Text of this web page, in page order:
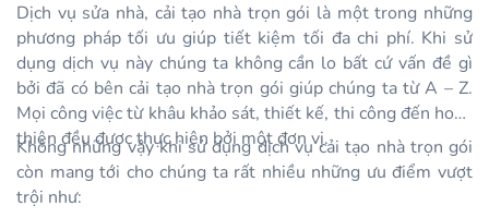
Dịch vụ sửa nhà, cải tạo nhà trọn gói là một trong những
phương pháp tối ưu giúp tiết kiệm tối đa chi phí. Khi sử
dụng dịch vụ này chúng ta không cần lo bất cứ vấn đề gì
bởi đã có bên cải tạo nhà trọn gói giúp chúng ta từ A – Z.
Mọi công việc từ khâu khảo sát, thiết kế, thi công đến hoàn
thiện đều được thực hiện bởi một đơn vị.
Không những vậy khi sử dụng dịch vụ cải tạo nhà trọn gói
còn mang tới cho chúng ta rất nhiều những ưu điểm vượt
trội như: